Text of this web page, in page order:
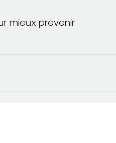
mieux prévenir